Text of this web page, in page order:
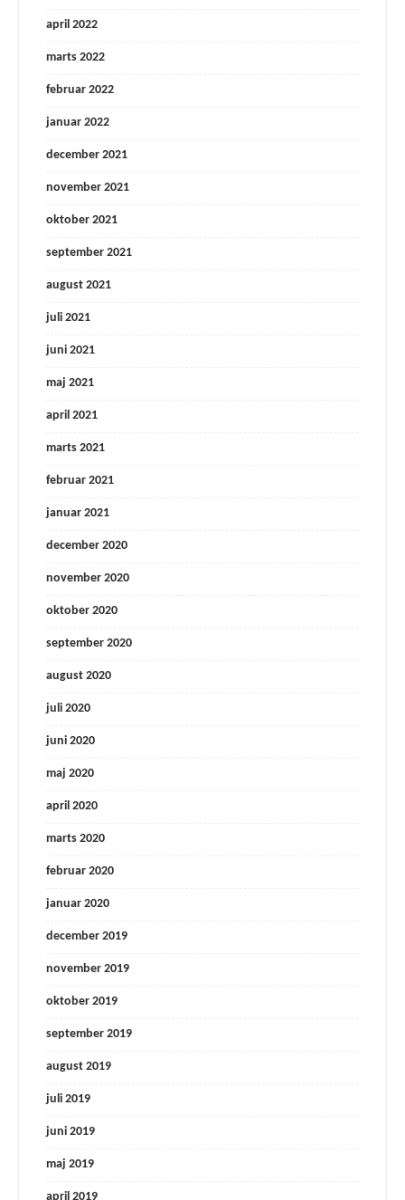
april 2022
marts 2022
februar 2022
januar 2022
december 2021
november 2021
oktober 2021
september 2021
august 2021
juli 2021
juni 2021
maj 2021
april 2021
marts 2021
februar 2021
januar 2021
december 2020
november 2020
oktober 2020
september 2020
august 2020
juli 2020
juni 2020
maj 2020
april 2020
marts 2020
februar 2020
januar 2020
december 2019
november 2019
oktober 2019
september 2019
august 2019
juli 2019
juni 2019
maj 2019
april 2019